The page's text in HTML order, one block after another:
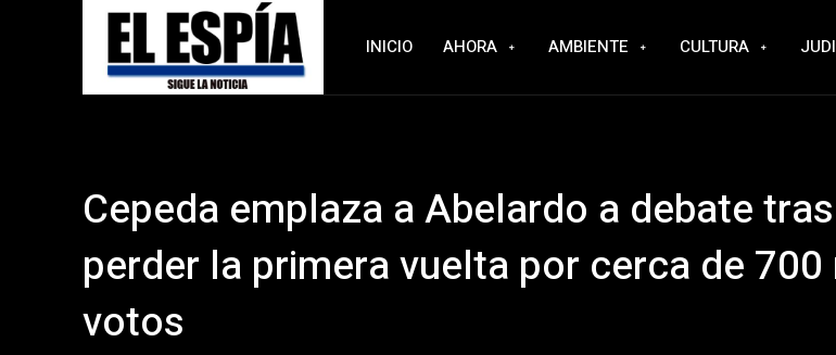
INICIO AHORA AMBIENTE CULTURA
Cepeda emplaza a Abelardo a debate tras
perder la primera vuelta por cerca de 700
votos